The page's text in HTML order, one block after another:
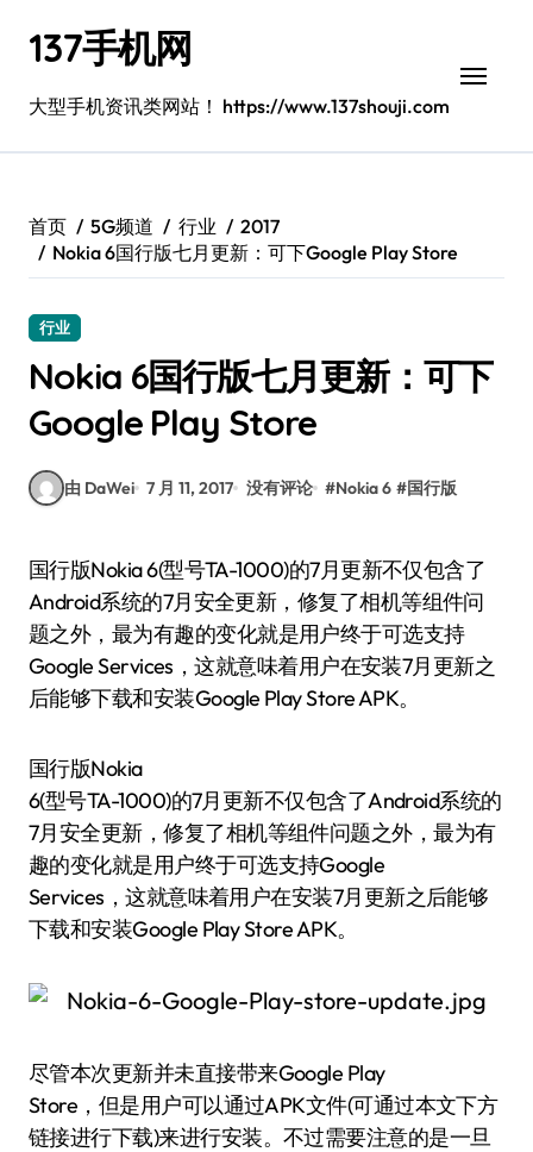
137手机网
大型手机资讯类网站！ https://www.137shouji.com
首页 5G频道 行业
2017
Nokia 6国行版七月更新：可下Google Play Store
行业
Nokia 6国行版七月更新：可下
Google Play Store
由 DaWei 7 月 11, 2017 没有评论 #Nokia 6 #国行版
国行版Nokia 6(型号TA-1000)的7月更新不仅包含了
Android系统的7月安全更新，修复了相机等组件问
题之外，最为有趣的变化就是用户终于可选支持
Google Services，这就意味着用户在安装7月更新之
后能够下载和安装Google Play Store APK。
国行版Nokia
6(型号TA-1000)的7月更新不仅包含了Android系统的
7月安全更新，修复了相机等组件问题之外，最为有
趣的变化就是用户终于可选支持Google
Services，这就意味着用户在安装7月更新之后能够
下载和安装Google Play Store APK。
尽管本次更新并未直接带来Google Play
Store，但是用户可以通过APK文件(可通过本文下方
链接进行下载)来进行安装。不过需要注意的是一旦